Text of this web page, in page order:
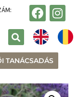
TANÁCSADÁS